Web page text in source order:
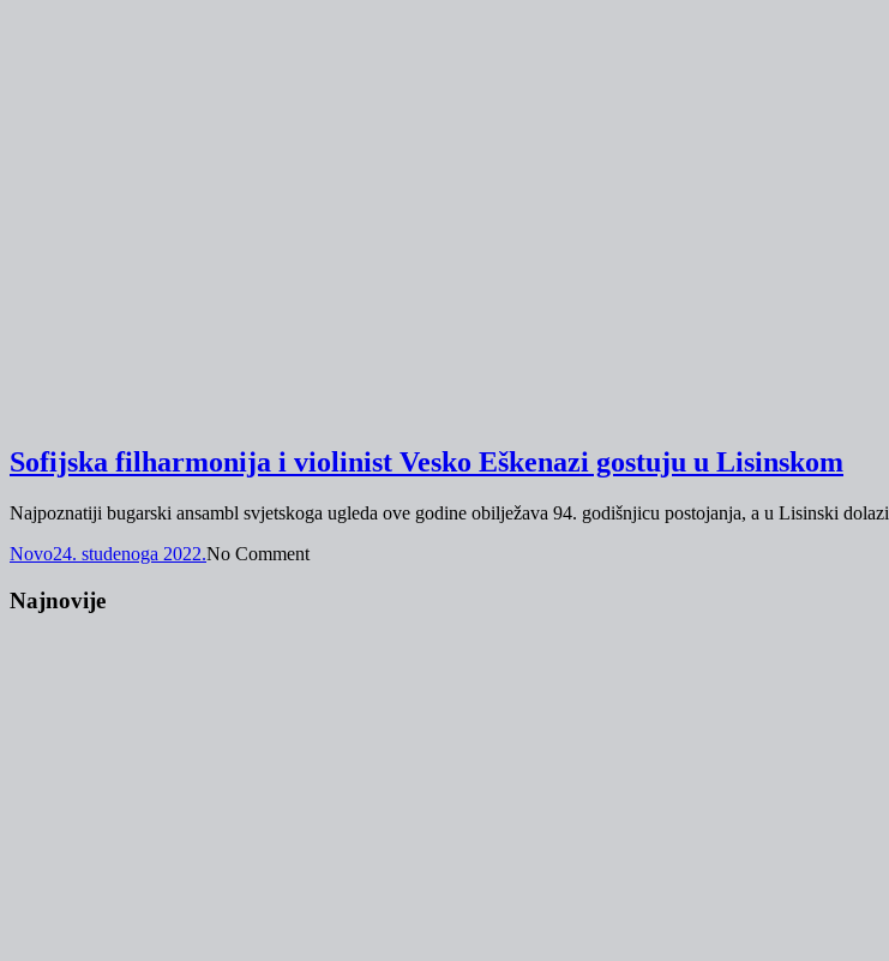
Sofijska filharmonija i violinist Vesko Eškenazi gostuju u Lisinskom
Najpoznatiji bugarski ansambl svjetskoga ugleda ove godine obilježava 94. godišnjicu postojanja, a u Lisinski dolazi
Novo24. studenoga 2022.No Comment
Najnovije